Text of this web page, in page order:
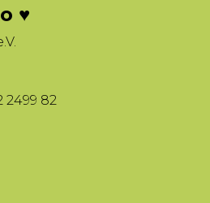
♥
2499 82